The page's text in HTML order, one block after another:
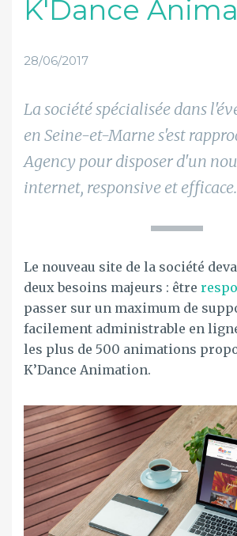
K'Dance
28/06/2017
La société spécialisée dans
en Seine-et-Marne s'est
Agency pour disposer d'un
internet, responsive et efficace.
Le nouveau site de la société
deux besoins majeurs : être
passer sur un maximum de
facilement administrable en
les plus de 500 animations
K’Dance Animation.